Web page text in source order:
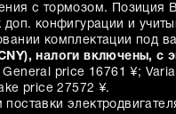
с тормозом. Позиция
доп. конфигурации и
комплектации под
налоги включены, с
General price 16761 ¥;
price 27572 ¥.